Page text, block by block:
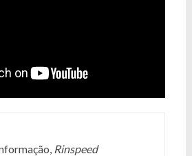
Rinspeed